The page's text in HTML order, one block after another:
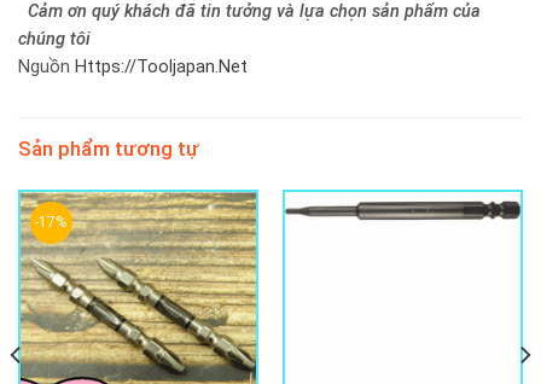
Cảm ơn quý khách đã tin tưởng và lựa chọn sản phẩm của
chúng tôi
Nguồn Https://Tooljapan.Net
Sản phẩm tương tự
-17%